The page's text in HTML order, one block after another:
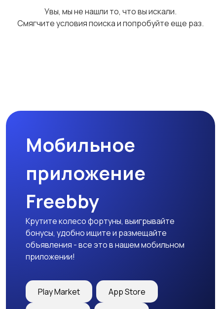
Футболки и поло Штаны и шорты
Другое
Увы, мы не нашли то, что вы искали.
Смягчите условия поиска и попробуйте еще раз.
Мобильное
приложение
Freebby
Крутите колесо фортуны, выигрывайте
бонусы, удобно ищите и размещайте
объявления - все это в нашем мобильном
приложении!
Play Market App Store